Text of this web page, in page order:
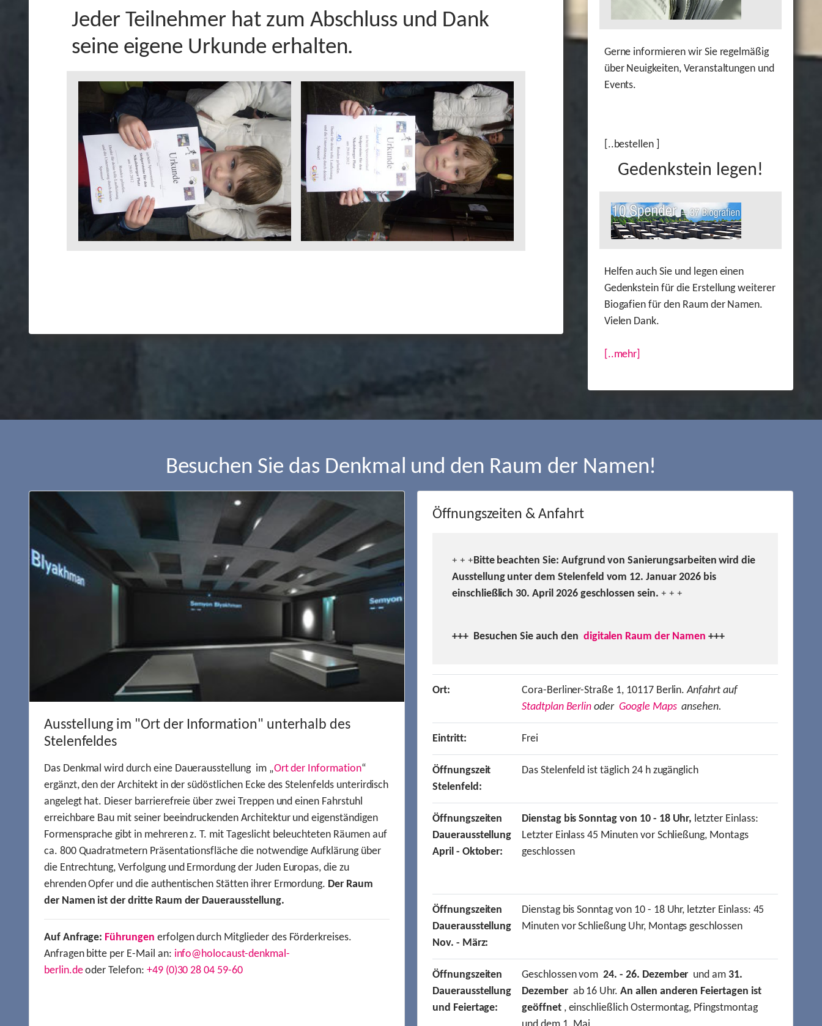
Jeder Teilnehmer hat zum Abschluss und Dank
seine eigene Urkunde erhalten.
Gerne informieren wir Sie regelmäßig
über Neuigkeiten, Veranstaltungen und
Events.
[..bestellen ]
Gedenkstein legen!
Helfen auch Sie und legen einen
Gedenkstein für die Erstellung weiterer
Biogafien für den Raum der Namen.
Vielen Dank.
[..mehr]
Besuchen Sie das Denkmal und den Raum der Namen!
Ausstellung im "Ort der Information" unterhalb des
Stelenfeldes
Das Denkmal wird durch eine Dauerausstellung im „Ort der Information“
ergänzt, den der Architekt in der südöstlichen Ecke des Stelenfelds unterirdisch
angelegt hat. Dieser barrierefreie über zwei Treppen und einen Fahrstuhl
erreichbare Bau mit seiner beeindruckenden Architektur und eigenständigen
Formensprache gibt in mehreren z. T. mit Tageslicht beleuchteten Räumen auf
ca. 800 Quadratmetern Präsentationsfläche die notwendige Aufklärung über
die Entrechtung, Verfolgung und Ermordung der Juden Europas, die zu
ehrenden Opfer und die authentischen Stätten ihrer Ermordung. Der Raum
der Namen ist der dritte Raum der Dauerausstellung.
Auf Anfrage: Führungen erfolgen durch Mitglieder des Förderkreises.
Anfragen bitte per E-Mail an: info@holocaust-denkmal-
berlin.deoder Telefon: +49 (0)30 28 04 59-60
Öffnungszeiten & Anfahrt
+ + + Bitte beachten Sie: Aufgrund von Sanierungsarbeiten wird die
Ausstellung unter dem Stelenfeld vom 12. Januar 2026 bis
einschließlich 30. April 2026 geschlossen sein. + + +
+++ Besuchen Sie auch den digitalen Raum der Namen +++
Ort: Cora-Berliner-Straße 1, 10117 Berlin.Anfahrt auf
Stadtplan Berlin oder Google Mapsansehen.
Eintritt: Frei
Öffnungszeit
Stelenfeld:
Das Stelenfeld ist täglich 24 h zugänglich
Öffnungszeiten
Dauerausstellung
April - Oktober:
Dienstag bis Sonntag von 10 - 18 Uhr, letzter Einlass:
Letzter Einlass 45 Minuten vor Schließung, Montags
geschlossen
Öffnungszeiten
Dauerausstellung
Nov. - März:
Dienstag bis Sonntag von 10 - 18 Uhr, letzter Einlass: 45
Minuten vor Schließung Uhr, Montags geschlossen
Öffnungszeiten
Dauerausstellung
und Feiertage:
Geschlossen vom24. - 26. Dezember und am31.
Dezemberab 16 Uhr.An allen anderen Feiertagen ist
geöffnet, einschließlich Ostermontag, Pfingstmontag